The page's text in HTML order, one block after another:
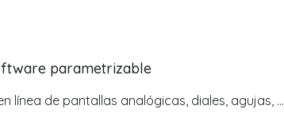
parametrizable
línea de pantallas analógicas, diales, agujas, ...